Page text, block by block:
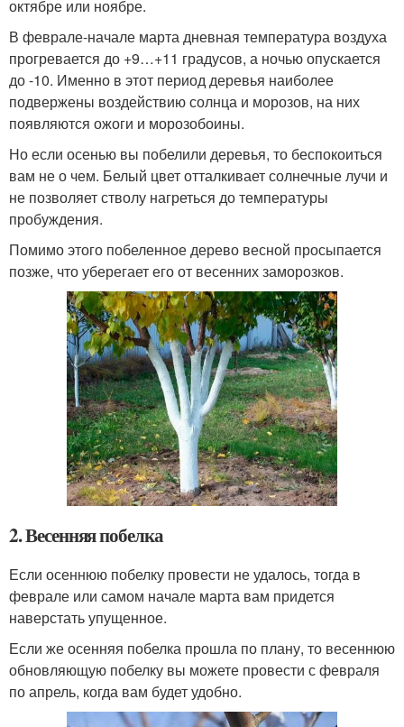
октябре или ноябре.
В феврале-начале марта дневная температура воздуха
прогревается до +9…+11 градусов, а ночью опускается
до -10. Именно в этот период деревья наиболее
подвержены воздействию солнца и морозов, на них
появляются ожоги и морозобоины.
Но если осенью вы побелили деревья, то беспокоиться
вам не о чем. Белый цвет отталкивает солнечные лучи и
не позволяет стволу нагреться до температуры
пробуждения.
Помимо этого побеленное дерево весной просыпается
позже, что уберегает его от весенних заморозков.
2. Весенняя побелка
Если осеннюю побелку провести не удалось, тогда в
феврале или самом начале марта вам придется
наверстать упущенное.
Если же осенняя побелка прошла по плану, то весеннюю
обновляющую побелку вы можете провести с февраля
по апрель, когда вам будет удобно.